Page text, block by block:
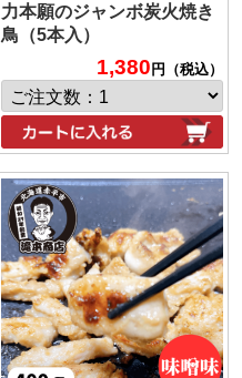
力本願のジャンボ炭火焼き
鳥（5本入）
1,380円（税込）